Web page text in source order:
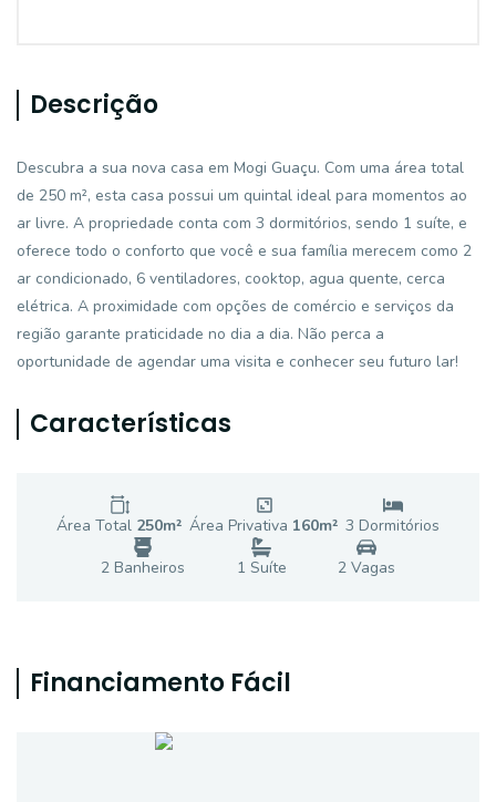
Descrição
Descubra a sua nova casa em Mogi Guaçu. Com uma área total
de 250 m², esta casa possui um quintal ideal para momentos ao
ar livre. A propriedade conta com 3 dormitórios, sendo 1 suíte, e
oferece todo o conforto que você e sua família merecem como 2
ar condicionado, 6 ventiladores, cooktop, agua quente, cerca
elétrica. A proximidade com opções de comércio e serviços da
região garante praticidade no dia a dia. Não perca a
oportunidade de agendar uma visita e conhecer seu futuro lar!
Características
Área Total 250m² Área Privativa 160m² 3 Dormitórios
2 Banheiros 1 Suíte 2Vagas
Financiamento Fácil